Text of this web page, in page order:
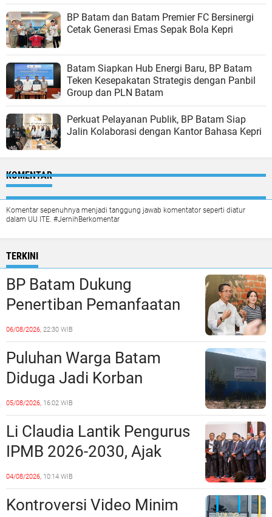
BP Batam dan Batam Premier FC Bersinergi
Cetak Generasi Emas Sepak Bola Kepri
Batam Siapkan Hub Energi Baru, BP Batam
Teken Kesepakatan Strategis dengan Panbil
Group dan PLN Batam
Perkuat Pelayanan Publik, BP Batam Siap
Jalin Kolaborasi dengan Kantor Bahasa Kepri
KOMENTAR
Komentar sepenuhnya menjadi tanggung jawab komentator seperti diatur
dalam UU ITE. #JernihBerkomentar
TERKINI
BP Batam Dukung
Penertiban Pemanfaatan
Ruang Laut Sesuai
Ketentuan Peraturan
Perundang-undangan
06/08/2026, 22:30 WIB
Puluhan Warga Batam
Diduga Jadi Korban
Penipuan Kavling Hingga
Miliaran Rupiah, Laporan ke
Polda Kepri Jalan di
Tempat?
05/08/2026, 16:02 WIB
Li Claudia Lantik Pengurus
IPMB 2026-2030, Ajak
Perkuat Kerukunan dan
Sinergi dengan Pemko
Batam
04/08/2026, 10:14 WIB
Kontroversi Video Minim